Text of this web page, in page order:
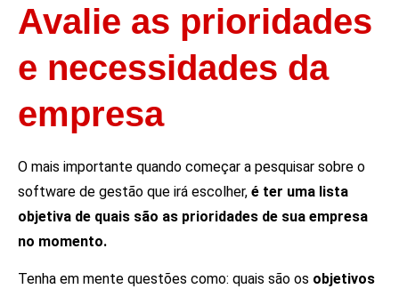
Avalie as prioridades
e necessidades da
empresa
O mais importante quando começar a pesquisar sobre o
software de gestão que irá escolher, é ter uma lista
objetiva de quais são as prioridades de sua empresa
no momento.
Tenha em mente questões como: quais são os objetivos